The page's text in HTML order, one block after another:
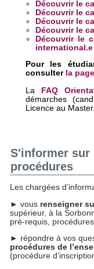
Découvrir le
Découvrir le
Découvrir le
Découvrir le
Découvrir le
international.e
Pour les
consulter la
La
FAQ
démarches
Licence au Master.
S'informer sur
procédures
Les chargées
► vous renseigner
supérieur, à la
pré-requis,
► répondre à vos
procédures de
(procédure